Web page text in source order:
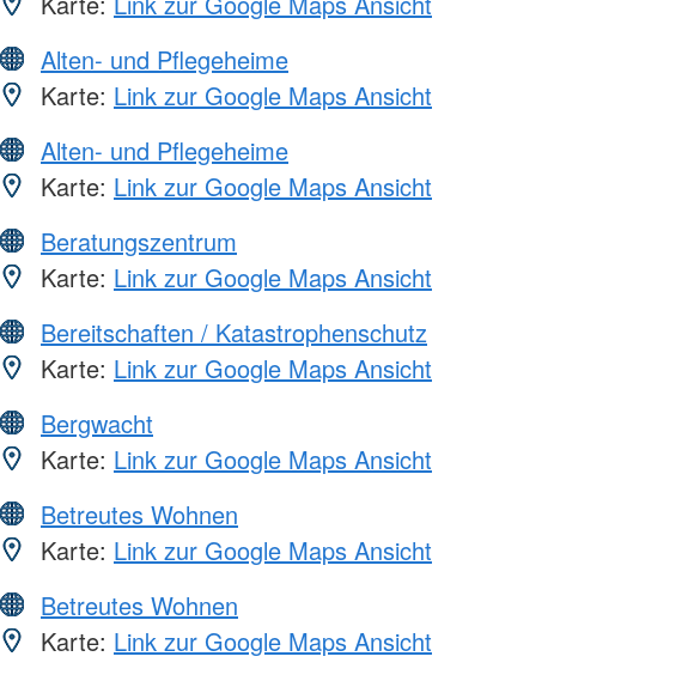
Alten- und Pflegeheime
Karte: Link zur Google Maps Ansicht
Alten- und Pflegeheime
Karte: Link zur Google Maps Ansicht
Beratungszentrum
Karte: Link zur Google Maps Ansicht
Bereitschaften / Katastrophenschutz
Karte: Link zur Google Maps Ansicht
Bergwacht
Karte: Link zur Google Maps Ansicht
Betreutes Wohnen
Karte: Link zur Google Maps Ansicht
Betreutes Wohnen
Karte: Link zur Google Maps Ansicht